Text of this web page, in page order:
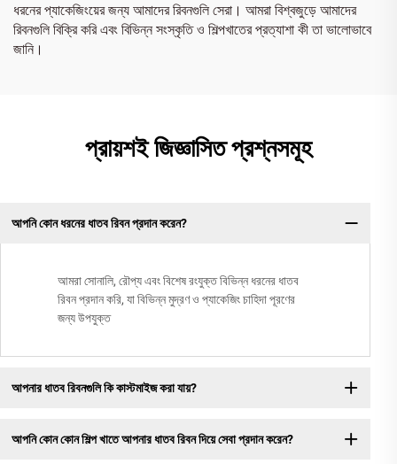
ধরনের প্যাকেজিংয়ের জন্য আমাদের রিবনগুলি সেরা। আমরা বিশ্বজুড়ে আমাদের
রিবনগুলি বিক্রি করি এবং বিভিন্ন সংস্কৃতি ও শিল্পখাতের প্রত্যাশা কী তা ভালোভাবে
জানি।
প্রায়শই জিজ্ঞাসিত প্রশ্নসমূহ
আপনি কোন ধরনের ধাতব রিবন প্রদান করেন?
আমরা সোনালি, রৌপ্য এবং বিশেষ রংযুক্ত বিভিন্ন ধরনের ধাতব
রিবন প্রদান করি, যা বিভিন্ন মুদ্রণ ও প্যাকেজিং চাহিদা পূরণের
জন্য উপযুক্ত
আপনার ধাতব রিবনগুলি কি কাস্টমাইজ করা যায়?
আপনি কোন কোন শিল্প খাতে আপনার ধাতব রিবন দিয়ে সেবা প্রদান করেন?